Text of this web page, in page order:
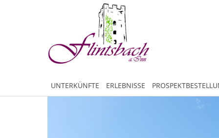
UNTERKÜNFTE ERLEBNISSE